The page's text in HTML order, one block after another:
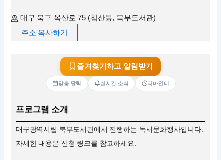
대구 북구 옥산로 75 (침산동, 북부도서관)
주소 복사하기
즐겨찾기하고 알림받기
맞춤 달력 실시간 소식 리마인더
프로그램 소개
대구광역시립 북부도서관에서 진행하는 독서문화행사입니다.
자세한 내용은 신청 링크를 참고하세요.